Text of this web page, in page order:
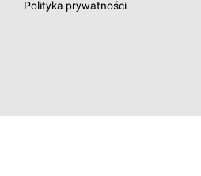
Polityka prywatności